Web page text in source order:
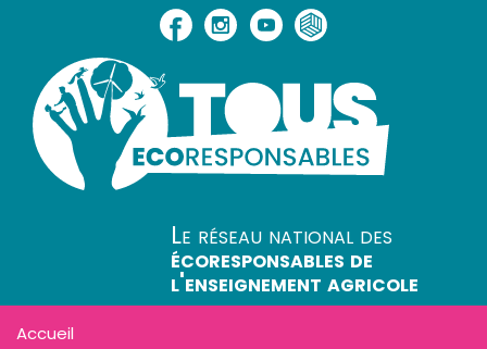
Le réseau national des
écoresponsables de
l'enseignement agricole
Accueil